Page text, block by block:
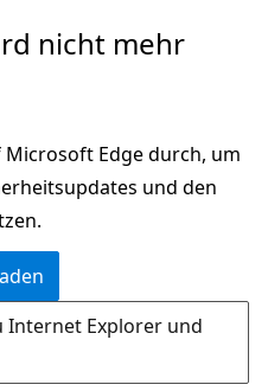
nicht mehr
Microsoft Edge durch, um
und den
Explorer und